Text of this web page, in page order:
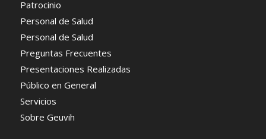
Patrocinio
Personal de Salud
Personal de Salud
Preguntas Frecuentes
Presentaciones Realizadas
Público en General
Servicios
Sobre Geuvih